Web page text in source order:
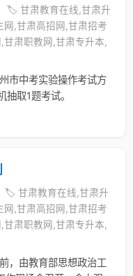
🏷️ 甘肃教育在线,甘肃升
,甘肃高招网,甘肃招考
甘肃职教网,甘肃专升本,
市中考实验操作考试方
取1题考试。
🏷️ 甘肃教育在线,甘肃升
,甘肃高招网,甘肃招考
甘肃职教网,甘肃专升本,
，由教育部思想政治工